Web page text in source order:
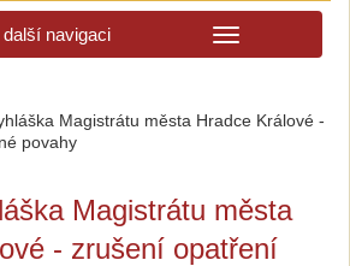
navigaci
Magistrátu města Hradce Králové -
povahy
Magistrátu města
- zrušení opatření